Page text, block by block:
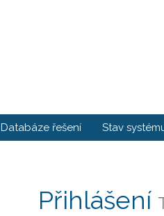
Databáze řešení Stav
Přihlášení